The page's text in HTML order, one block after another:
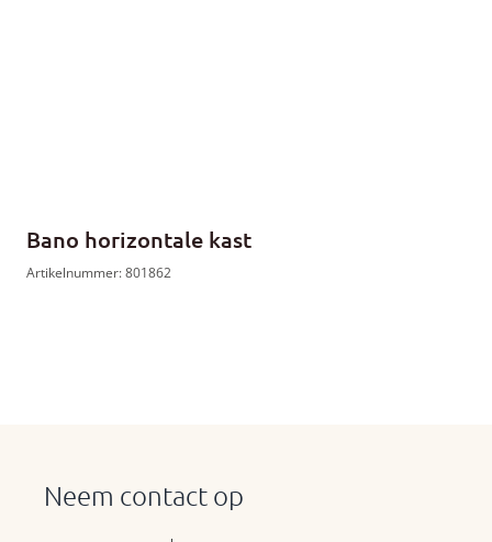
Bano horizontale kast
Artikelnummer: 801862
Neem contact op